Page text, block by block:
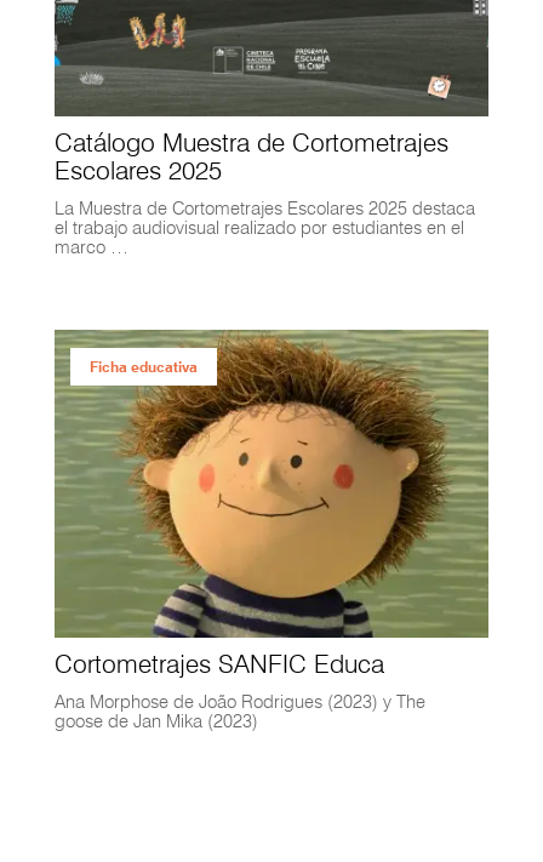
Catálogo Muestra de Cortometrajes
Escolares 2025
La Muestra de Cortometrajes Escolares 2025 destaca
el trabajo audiovisual realizado por estudiantes en el
marco …
Ficha educativa
Cortometrajes SANFIC Educa
Ana Morphose de João Rodrigues (2023) y The
goose de Jan Mika (2023)